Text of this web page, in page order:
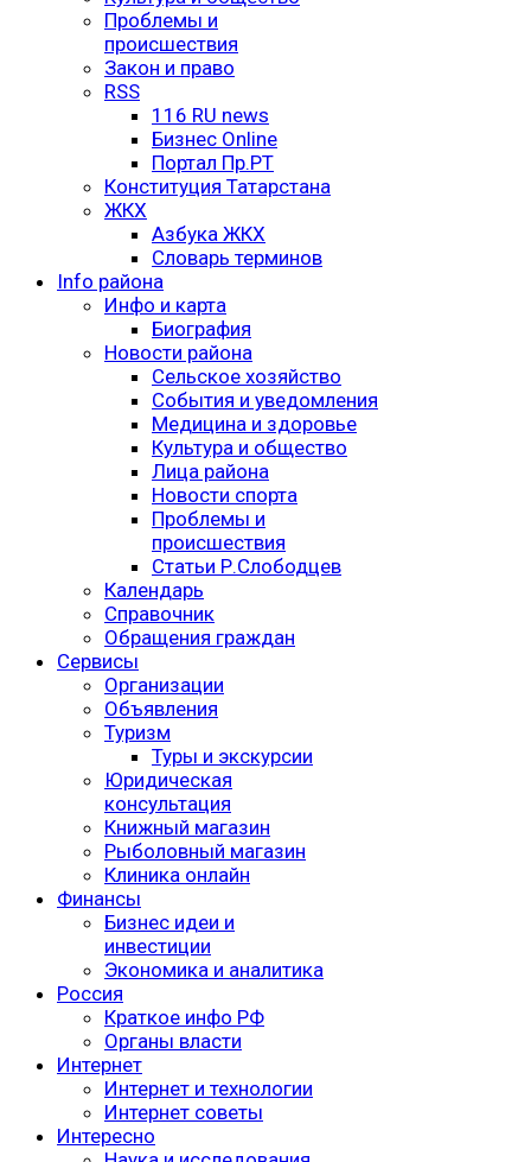
Проблемы и
происшествия
Закон и право
RSS
116 RU news
Бизнес Online
Портал Пр.РТ
Конституция Татарстана
ЖКХ
Азбука ЖКХ
Словарь терминов
Info района
Инфо и карта
Биография
Новости района
Сельское хозяйство
События и уведомления
Медицина и здоровье
Культура и общество
Лица района
Новости спорта
Проблемы и
происшествия
Статьи Р.Слободцев
Календарь
Справочник
Обращения граждан
Сервисы
Организации
Объявления
Туризм
Туры и экскурсии
Юридическая
консультация
Книжный магазин
Рыболовный магазин
Клиника онлайн
Финансы
Бизнес идеи и
инвестиции
Экономика и аналитика
Россия
Краткое инфо РФ
Органы власти
Интернет
Интернет и технологии
Интернет советы
Интересно